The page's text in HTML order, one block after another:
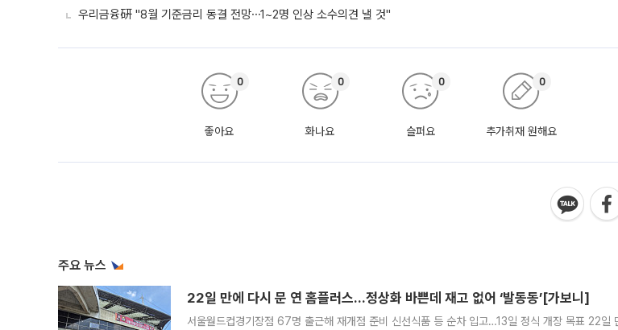
우리금융硏 "8월 기준금리 동결 전망⋯1~2명 인상 소수의견 낼 것"
좋아요
0
화나요
0
슬퍼요
0
추가취재 원해요
0
주요 뉴스
22일 만에 다시 문 연 홈플러스…정상화 바쁜데 재고 없어 ‘발동동’[가보니]
서울월드컵경기장점 67명 출근해 재개점 준비 신선식품 등 순차 입고…13일 정식 개장 목표 22일